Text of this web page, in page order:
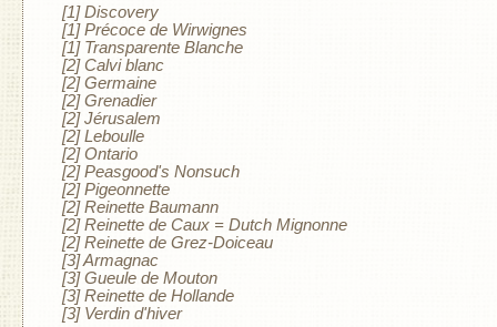
[1] Discovery
[1] Précoce de Wirwignes
[1] Transparente Blanche
[2] Calvi blanc
[2] Germaine
[2] Grenadier
[2] Jérusalem
[2] Leboulle
[2] Ontario
[2] Peasgood's Nonsuch
[2] Pigeonnette
[2] Reinette Baumann
[2] Reinette de Caux = Dutch Mignonne
[2] Reinette de Grez-Doiceau
[3] Armagnac
[3] Gueule de Mouton
[3] Reinette de Hollande
[3] Verdin d'hiver